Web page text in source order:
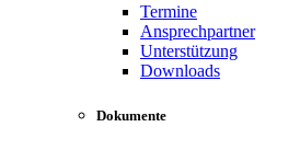
Termine
Ansprechpartner
Unterstützung
Downloads
Dokumente